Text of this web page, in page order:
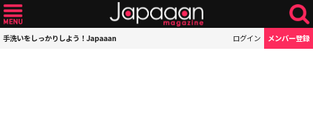
手洗いをしっかりしよう！Japaaan ログイン メンバー登録